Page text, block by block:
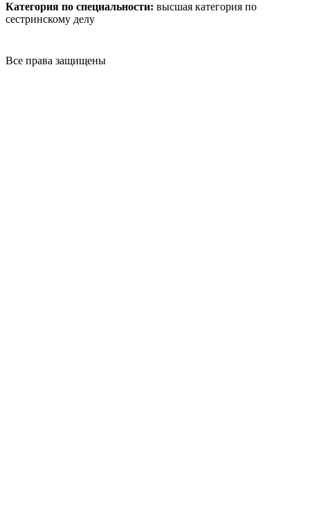
Категория по специальности: высшая категория по
сестринскому делу
Все права защищены